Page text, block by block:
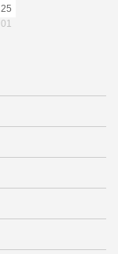
25
01